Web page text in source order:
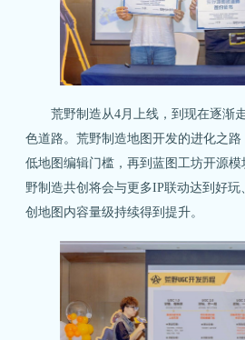
荒野制造从4月上线，到现在逐渐
色道路。荒野制造地图开发的进化之
低地图编辑门槛，再到蓝图工坊开源
野制造共创将会与更多IP联动达到好
创地图内容量级持续得到提升。